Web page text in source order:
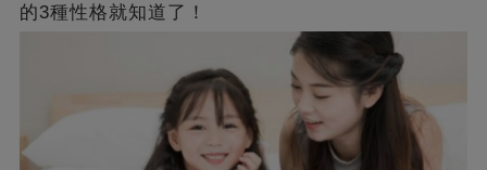
的3種性格就知道了！